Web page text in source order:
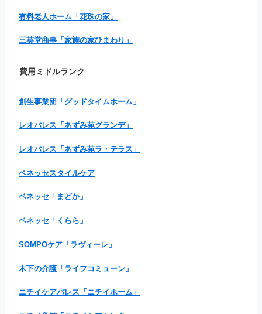
有料老人ホーム「花珠の家」
三英堂商事「家族の家ひまわり」
費用ミドルランク
創生事業団「グッドタイムホーム」
レオパレス「あずみ苑グランデ」
レオパレス「あずみ苑ラ・テラス」
ベネッセスタイルケア
ベネッセ「まどか」
ベネッセ「くらら」
SOMPOケア「ラヴィーレ」
木下の介護「ライフコミューン」
ニチイケアパレス「ニチイホーム」